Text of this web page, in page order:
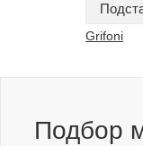
Grifoni
Подбор